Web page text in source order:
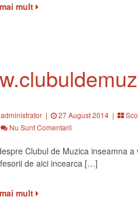
mult
| 27 August 2014 |
Nu Sunt Comentarii
Clubul de Muzica inseamna
de aici incearca […]
mult